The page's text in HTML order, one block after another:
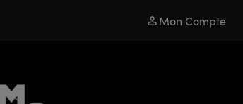
Mon Compte